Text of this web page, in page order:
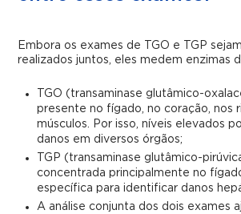
Embora os exames de TGO e TGP
realizados juntos, eles medem enzimas
TGO (transaminase glutâmico-
presente no fígado, no coração, nos
músculos. Por isso, níveis elevados
danos em diversos órgãos;
TGP (transaminase glutâmico-
concentrada principalmente no
específica para identificar danos
A análise conjunta dos dois exames